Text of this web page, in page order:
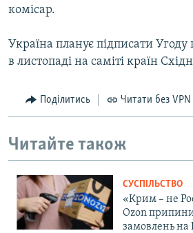
комісар.
Україна планує підписати Угоду
в листопаді на саміті країн
Поділитись Читати без VPN
Читайте також
СУСПІЛЬСТВО
«Крим – не
Ozon
замовлень